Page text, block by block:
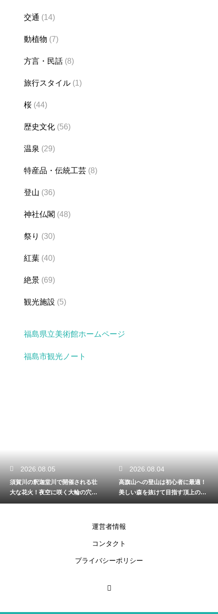
交通 (14)
動植物 (7)
方言・民話 (8)
旅行スタイル (1)
桜 (44)
歴史文化 (56)
温泉 (29)
特産品・伝統工芸 (8)
登山 (36)
神社仏閣 (48)
祭り (30)
紅葉 (40)
絶景 (69)
観光施設 (5)
福島県立美術館ホームページ
福島市観光ノート
2026.08.04
高旗山への登山は初心者に最適！
美しい森を抜けて目指す頂上の絶
景
2026.08.03
福島の漁港を巡る美味しい観光旅
行！とれたての新鮮な海鮮丼の旅
運営者情報
コンタクト
プライバシーポリシー